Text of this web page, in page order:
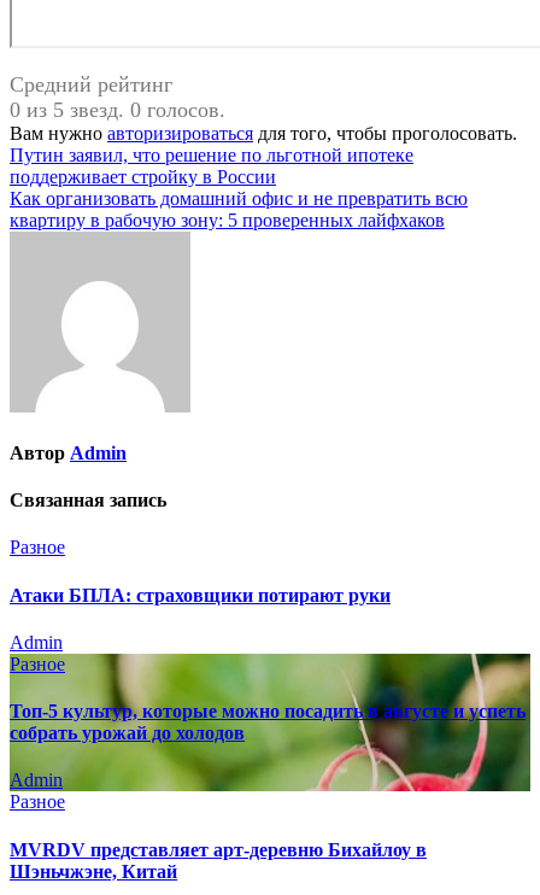
Средний рейтинг
0 из 5 звезд. 0 голосов.
Вам нужно авторизироваться для того, чтобы проголосовать.
Навигация
по
записям
Путин заявил, что решение по льготной ипотеке
поддерживает стройку в России
Как организовать домашний офис и не превратить всю
квартиру в рабочую зону: 5 проверенных лайфхаков
Автор Admin
Связанная запись
Разное
Атаки БПЛА: страховщики потирают руки
Admin
Разное
Топ-5 культур, которые можно посадить в августе и успеть
собрать урожай до холодов
Admin
Разное
MVRDV представляет арт-деревню Бихайлоу в
Шэньчжэне, Китай